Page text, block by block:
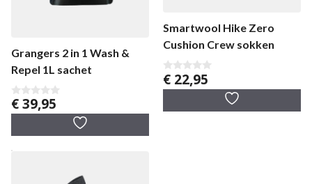
Grangers 2 in 1 Wash &
Repel 1L sachet
0
v
€39,95
Smartwool Hike Zero
Cushion Crew sokken
0
v
5
€ 22,95